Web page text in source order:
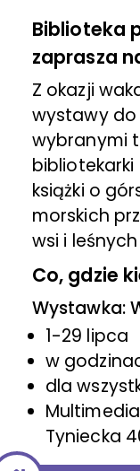
Biblioteka
zaprasza
Z okazji
wystawy do
wybranymi
książki o
morskich
wsi i
Co, gdzie
Wystawka:
1-29 lipca
w
dla
Tyniecka